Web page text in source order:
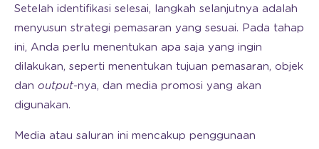
Setelah identifikasi selesai, langkah selanjutnya adalah
menyusun strategi pemasaran yang sesuai. Pada tahap
ini, Anda perlu menentukan apa saja yang ingin
dilakukan, seperti menentukan tujuan pemasaran, objek
dan output-nya, dan media promosi yang akan
digunakan.
Media atau saluran ini mencakup penggunaan